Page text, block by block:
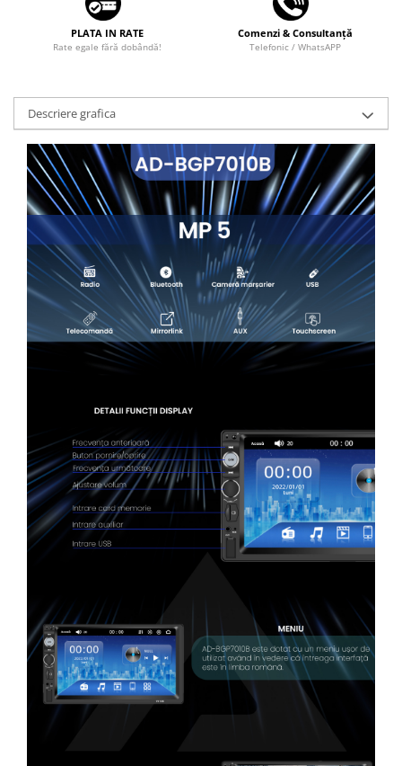
PLATA IN RATE
Rate egale fără dobândă!
Comenzi & Consultanță
Telefonic / WhatsAPP
Descriere grafica